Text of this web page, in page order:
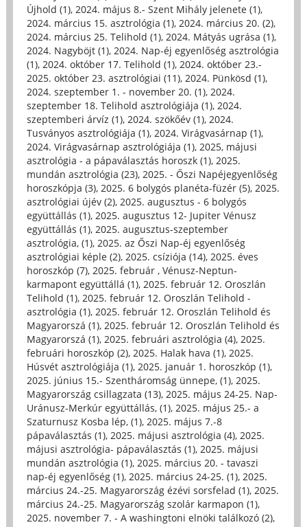
Újhold (1), 2024. május 8.- Szent Mihály jelenete (1),
2024. március 15. asztrológia (1), 2024. március 20. (2),
2024. március 25. Telihold (1), 2024. Mátyás ugrása (1),
2024. Nagyböjt (1), 2024. Nap-éj egyenlőség asztrológia
(1), 2024. október 17. Telihold (1), 2024. október 23.-
2025. október 23. asztrológiai (11), 2024. Pünkösd (1),
2024. szeptember 1. - november 20. (1), 2024.
szeptember 18. Telihold asztrológiája (1), 2024.
szeptemberi árvíz (1), 2024. szökőév (1), 2024.
Tusványos asztrológiája (1), 2024. Virágvasárnap (1),
2024. Virágvasárnap asztrológiája (1), 2025, májusi
asztrológia - a pápaválasztás horoszk (1), 2025.
mundán asztrológia (23), 2025. - Őszi Napéjegyenlőség
horoszkópja (3), 2025. 6 bolygós planéta-füzér (5), 2025.
asztrológiai újév (2), 2025. augusztus - 6 bolygós
együttállás (1), 2025. augusztus 12- Jupiter Vénusz
együttállás (1), 2025. augusztus-szeptember
asztrológia, (1), 2025. az Őszi Nap-éj egyenlőség
asztrológiai képle (2), 2025. csíziója (14), 2025. éves
horoszkóp (7), 2025. február , Vénusz-Neptun-
karmapont együttállá (1), 2025. február 12. Oroszlán
Telihold (1), 2025. február 12. Oroszlán Telihold -
asztrológia (1), 2025. február 12. Oroszlán Telihold és
Magyarorszá (1), 2025. február 12. Oroszlán Telihold és
Magyarorszá (1), 2025. februári asztrológia (4), 2025.
februári horoszkóp (2), 2025. Halak hava (1), 2025.
Húsvét asztrológiája (1), 2025. január 1. horoszkóp (1),
2025. június 15.- Szentháromság ünnepe, (1), 2025.
Magyarország csillagzata (13), 2025. május 24-25. Nap-
Uránusz-Merkúr együttállás, (1), 2025. május 25.- a
Szaturnusz Kosba lép, (1), 2025. május 7.-8
pápaválasztás (1), 2025. májusi asztrológia (4), 2025.
májusi asztrológia- pápaválasztás (1), 2025. májusi
mundán asztrológia (1), 2025. március 20. - tavaszi
nap-éj egyenlőség (1), 2025. március 24-25. (1), 2025.
március 24.-25. Magyarország ézévi sorsfelad (1), 2025.
március 24.-25. Magyarország szolár karmapon (1),
2025. november 7. - A washingtoni elnöki találkozó (2),